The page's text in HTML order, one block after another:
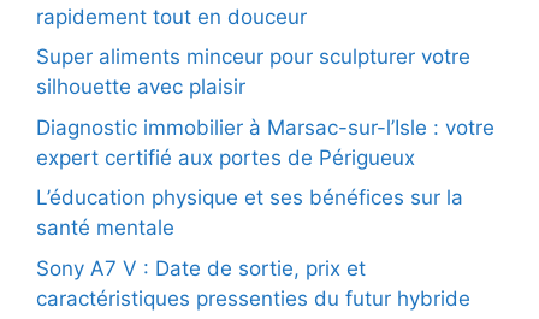
rapidement tout en douceur
Super aliments minceur pour sculpturer votre
silhouette avec plaisir
Diagnostic immobilier à Marsac-sur-l’Isle : votre
expert certifié aux portes de Périgueux
L’éducation physique et ses bénéfices sur la
santé mentale
Sony A7 V : Date de sortie, prix et
caractéristiques pressenties du futur hybride